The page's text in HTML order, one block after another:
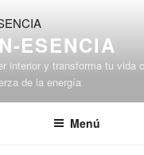
ESENCIA
interior y transforma tu vida
de la energía
Menú